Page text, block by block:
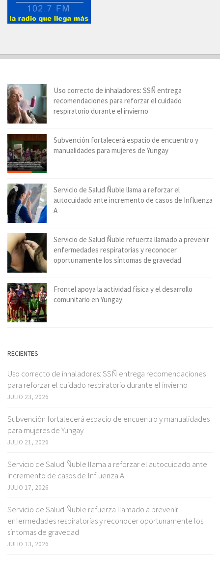
Uso correcto de inhaladores: SSÑ entrega
recomendaciones para reforzar el cuidado
respiratorio durante el invierno
Subvención fortalecerá espacio de encuentro y
manualidades para mujeres de Yungay
Servicio de Salud Ñuble llama a reforzar el
autocuidado ante incremento de casos de Influenza
A
Servicio de Salud Ñuble refuerza llamado a prevenir
enfermedades respiratorias y reconocer
oportunamente los síntomas de gravedad
Frontel apoya la actividad física y el desarrollo
comunitario en Yungay
RECIENTES
Uso correcto de inhaladores: SSÑ entrega recomendaciones
para reforzar el cuidado respiratorio durante el invierno
JULIO 23, 2026
Subvención fortalecerá espacio de encuentro y manualidades
para mujeres de Yungay
JULIO 21, 2026
Servicio de Salud Ñuble llama a reforzar el autocuidado ante
incremento de casos de Influenza A
JULIO 17, 2026
Servicio de Salud Ñuble refuerza llamado a prevenir
enfermedades respiratorias y reconocer oportunamente los
síntomas de gravedad
JULIO 13, 2026